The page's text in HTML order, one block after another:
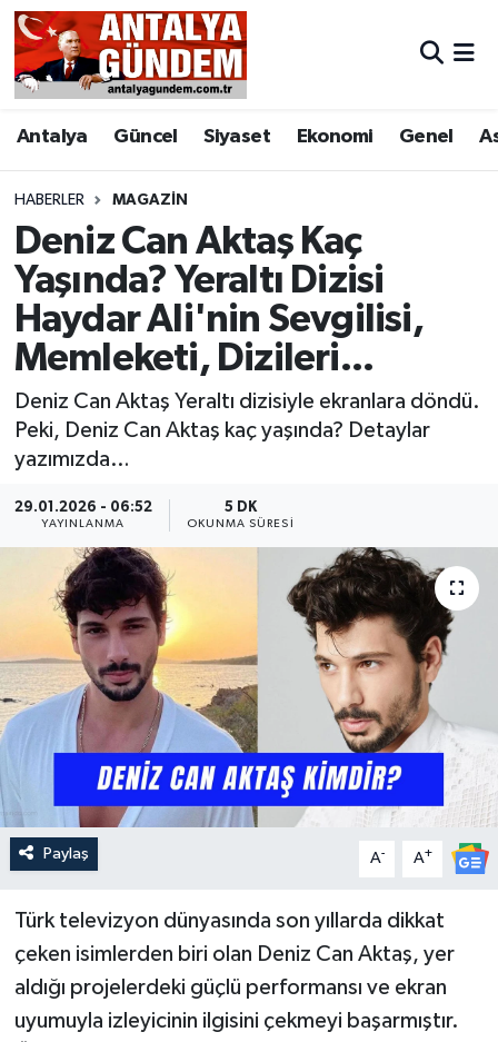
Antalya Güncel Siyaset Ekonomi Genel
HABERLER MAGAZIN
Deniz Can Aktaş Kaç
Yaşında? Yeraltı Dizisi
Haydar Ali'nin Sevgilisi,
Memleketi, Dizileri...
Deniz Can Aktaş Yeraltı dizisiyle ekranlara döndü.
Peki, Deniz Can Aktaş kaç yaşında? Detaylar
yazımızda…
29.01.2026 - 06:52
YAYINLANMA
5 DK
OKUNMA SÜRESI
Paylaş A- A+
Türk televizyon dünyasında son yıllarda dikkat
çeken isimlerden biri olan Deniz Can Aktaş, yer
aldığı projelerdeki güçlü performansı ve ekran
uyumuyla izleyicinin ilgisini çekmeyi başarmıştır.
Antalya
Asayiş
Bilim & Teknoloji
Bölge
EĞİTİM
Ekonomi
Genel
Kültür & Sanat
Magazin
Resmi İlan
Sağlık & Yaşam
Siyaset
Antalya Nöbetçi Eczaneler
Antalya Hava Durumu
Antalya Namaz Vakitleri
Antalya Trafik Yoğunluk Haritası
Süper Lig Puan Durumu ve Fikstür
Tüm Manşetler
Son Dakika Haberleri